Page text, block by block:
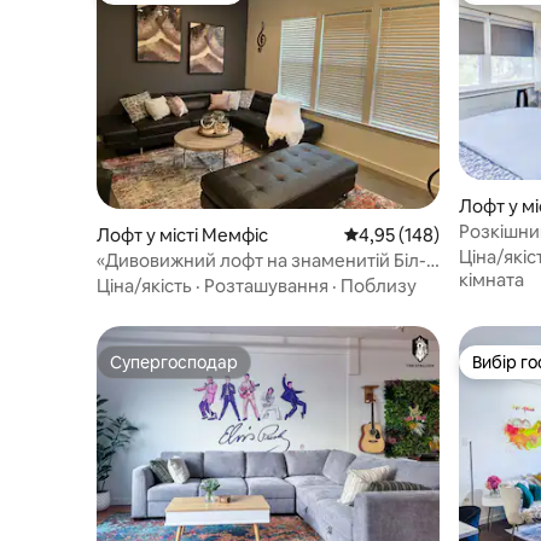
Лофт у місті Мемфіс Середня оцінка: 4,95 з
4,95 (148)
«Дивовижний лофт на знаменитій Біл-
стріт»
Ціна/якість · Розташування · Поблизу
Лофт у
розміру
Ціна/
кімната
Супергосподар
Супергосподар Вибір
Вибір